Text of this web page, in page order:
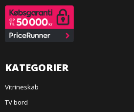
KATEGORIER
Vitrineskab
TV bord